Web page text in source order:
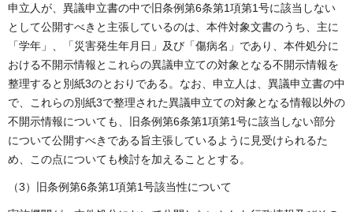
申立人が、異議申立書の中で旧条例第6条第1項第1号に該当しない
として公開すべきと主張しているのは、本件対象文書のうち、主に
「学年」、「災害発生年月日」及び「傷病名」であり、本件処分に
おける不開示情報とこれらの異議申立ての対象となる不開示情報を
整理すると別紙3のとおりである。なお、申立人は、異議申立書の中
で、これらの別紙3で整理された異議申立ての対象となる情報以外の
不開示情報についても、旧条例第6条第1項第1号に該当しない部分
について公開すべきである旨主張しているように見受けられるた
め、この点についても検討を加えることとする。
（3）旧条例第6条第1項第1号該当性について